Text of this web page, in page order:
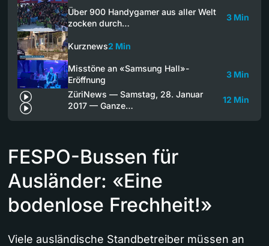
Über 900 Handygamer aus aller Welt
zocken durch…
3 Min
Kurznews2 Min
Misstöne an «Samsung Hall»-
Eröffnung
3 Min
ZüriNews — Samstag, 28. Januar
2017 — Ganze…
12 Min
FESPO-Bussen für
Ausländer: «Eine
bodenlose Frechheit!»
Viele ausländische Standbetreiber müssen an